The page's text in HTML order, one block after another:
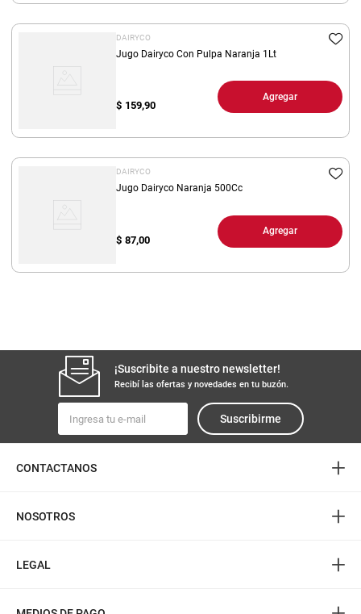
DAIRYCO
Jugo Dairyco Con Pulpa Naranja 1Lt
$ 159,90
Agregar
DAIRYCO
Jugo Dairyco Naranja 500Cc
$ 87,00
Agregar
¡Suscribite a nuestro newsletter!
Recibí las ofertas y novedades en tu buzón.
Suscribirme
CONTACTANOS +
NOSOTROS +
LEGAL +